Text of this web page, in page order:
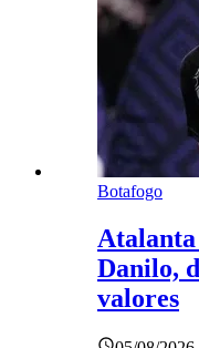
Botafogo
Danilo,
valores